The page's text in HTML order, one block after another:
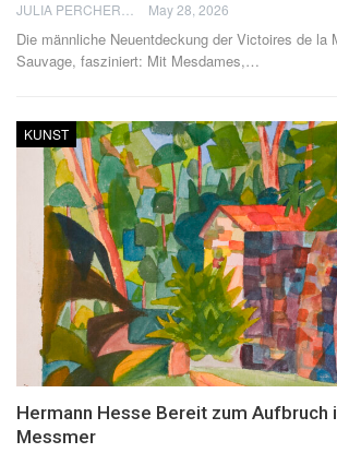
May 28, 2026
Die männliche Neuentdeckung der Victoires de la
Sauvage, fasziniert: Mit Mesdames,…
KUNST
Hermann Hesse Bereit zum Aufbruch
Messmer